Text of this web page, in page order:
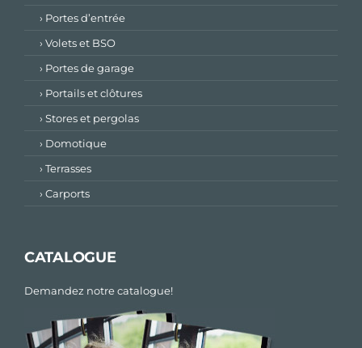
› Portes d’entrée
› Volets et BSO
› Portes de garage
› Portails et clôtures
› Stores et pergolas
› Domotique
› Terrasses
› Carports
CATALOGUE
Demandez notre catalogue!